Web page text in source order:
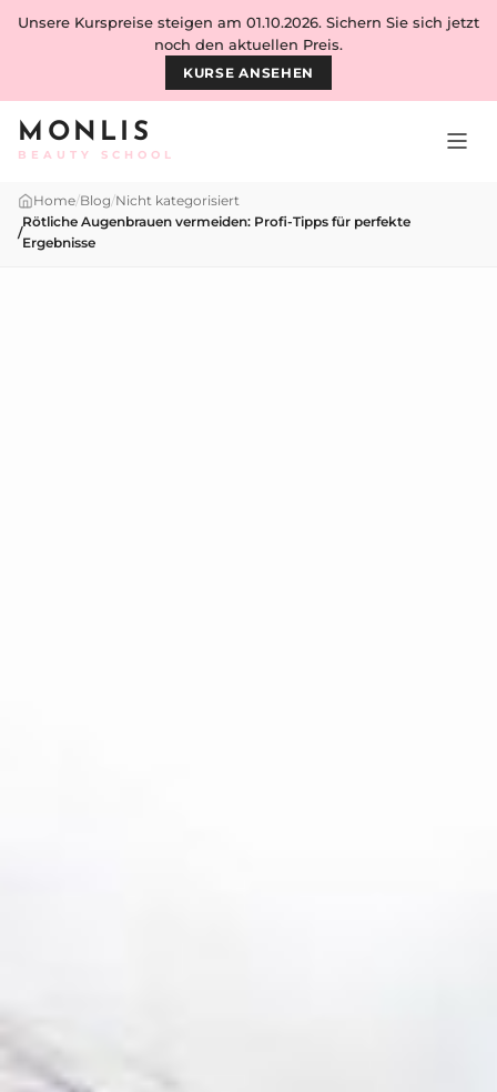
Skip to content
MONLIS
BEAUTY SCHOOL
Unsere Kurspreise steigen am 01.10.2026. Sichern Sie sich jetzt
noch den aktuellen Preis.
KURSE ANSEHEN
Home/Blog/Nicht kategorisiert
/
Rötliche Augenbrauen vermeiden: Profi-Tipps für perfekte
Ergebnisse